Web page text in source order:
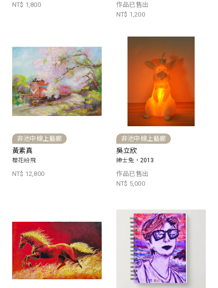
NT$ 1,800
作品已售出
NT$ 1,200
非池中線上藝廊
黃素真
櫻花紛飛
NT$ 12,800
非池中線上藝廊
吳立欣
紳士兔，2013
作品已售出
NT$ 5,000